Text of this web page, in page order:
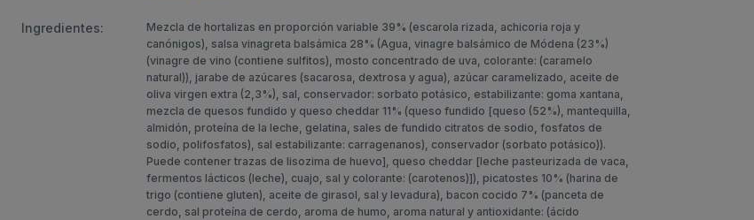
Ingredientes:
Mezcla de hortalizas en proporción variable 39% (escarola rizada, achicoria roja y
canónigos), salsa vinagreta balsámica 28% (Agua, vinagre balsámico de Módena (23%)
(vinagre de vino (contiene sulfitos), mosto concentrado de uva, colorante: (caramelo
natural)), jarabe de azúcares (sacarosa, dextrosa y agua), azúcar caramelizado, aceite de
oliva virgen extra (2,3%), sal, conservador: sorbato potásico, estabilizante: goma xantana,
mezcla de quesos fundido y queso cheddar 11% (queso fundido [queso (52%), mantequilla,
almidón, proteína de la leche, gelatina, sales de fundido citratos de sodio, fosfatos de
sodio, polifosfatos), sal estabilizante: carragenanos), conservador (sorbato potásico)).
Puede contener trazas de lisozima de huevo], queso cheddar [leche pasteurizada de vaca,
fermentos lácticos (leche), cuajo, sal y colorante: (carotenos)]), picatostes 10% (harina de
trigo (contiene gluten), aceite de girasol, sal y levadura), bacon cocido 7% (panceta de
cerdo, sal proteína de cerdo, aroma de humo, aroma natural y antioxidante: (ácido